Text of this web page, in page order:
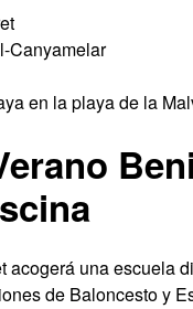
Canyamelar
en la playa de la
acogerá una escuela
de Baloncesto y